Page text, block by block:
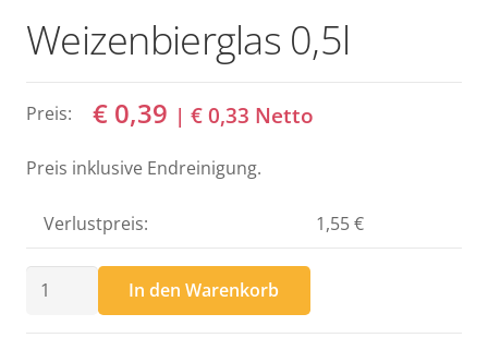
Weizenbierglas 0,5l
Preis: € 0,39 |€0,33 Netto
Preis inklusive Endreinigung.
Verlustpreis: 1,55 €
WeizenbierglasIn den Warenkorb